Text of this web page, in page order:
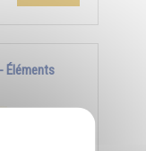
Éléments